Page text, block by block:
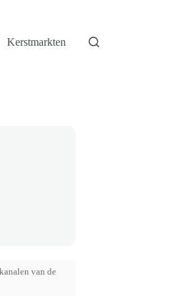
Kerstmarkten
van de